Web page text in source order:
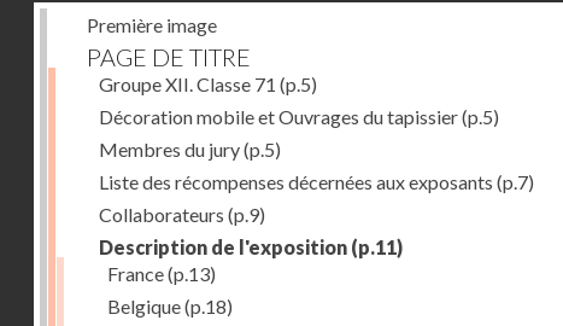
Première image
PAGE DE TITRE
Groupe XII. Classe 71 (p.5)
Décoration mobile et Ouvrages du tapissier(p.5)
Membres du jury(p.5)
Liste des récompenses décernées aux exposants (p.7)
Collaborateurs (p.9)
Description de l'exposition (p.11)
France(p.13)
Belgique(p.18)